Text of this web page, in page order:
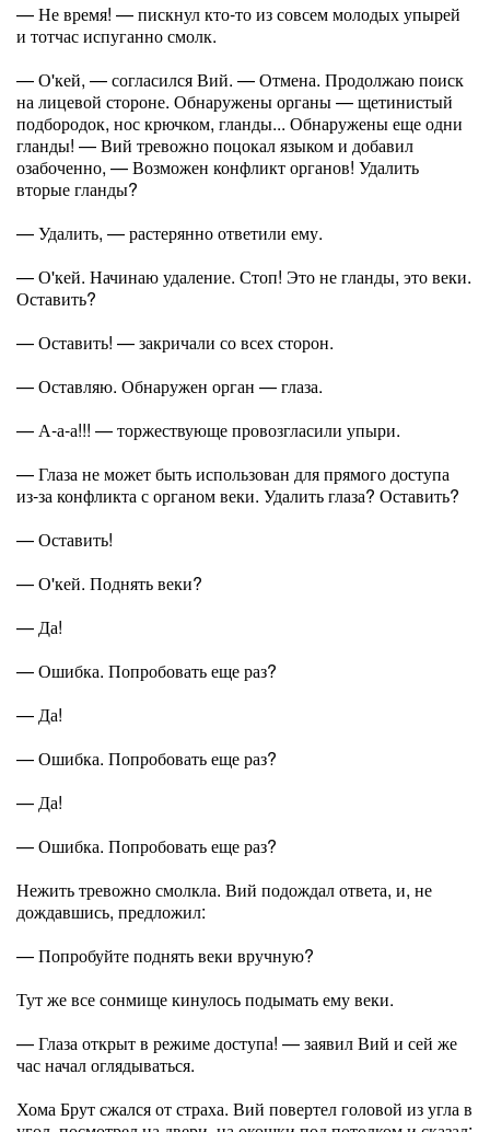
— Не время! — пискнул кто-то из совсем молодых упырей
и тотчас испуганно смолк.
— О'кей, — согласился Вий. — Отмена. Продолжаю поиск
на лицевой стороне. Обнаружены органы — щетинистый
подбородок, нос крючком, гланды... Обнаружены еще одни
гланды! — Вий тревожно поцокал языком и добавил
озабоченно, — Возможен конфликт органов! Удалить
вторые гланды?
— Удалить, — растерянно ответили ему.
— О'кей. Начинаю удаление. Стоп! Это не гланды, это веки.
Оставить?
— Оставить! — закричали со всех сторон.
— Оставляю. Обнаружен орган — глаза.
— А-а-а!!! — торжествующе провозгласили упыри.
— Глаза не может быть использован для прямого доступа
из-за конфликта с органом веки. Удалить глаза? Оставить?
— Оставить!
— О'кей. Поднять веки?
— Да!
— Ошибка. Попробовать еще раз?
— Да!
— Ошибка. Попробовать еще раз?
— Да!
— Ошибка. Попробовать еще раз?
Нежить тревожно смолкла. Вий подождал ответа, и, не
дождавшись, предложил:
— Попробуйте поднять веки вручную?
Тут же все сонмище кинулось подымать ему веки.
— Глаза открыт в режиме доступа! — заявил Вий и сей же
час начал оглядываться.
Хома Брут сжался от страха. Вий повертел головой из угла в